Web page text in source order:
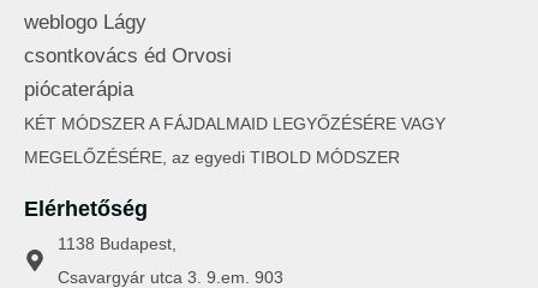
KÉT MÓDSZER A FÁJDALMAID LEGYŐZÉSÉRE VAGY
MEGELŐZÉSÉRE, az egyedi TIBOLD MÓDSZER
Elérhetőség
1138 Budapest,
Csavargyár utca 3. 9.em. 903